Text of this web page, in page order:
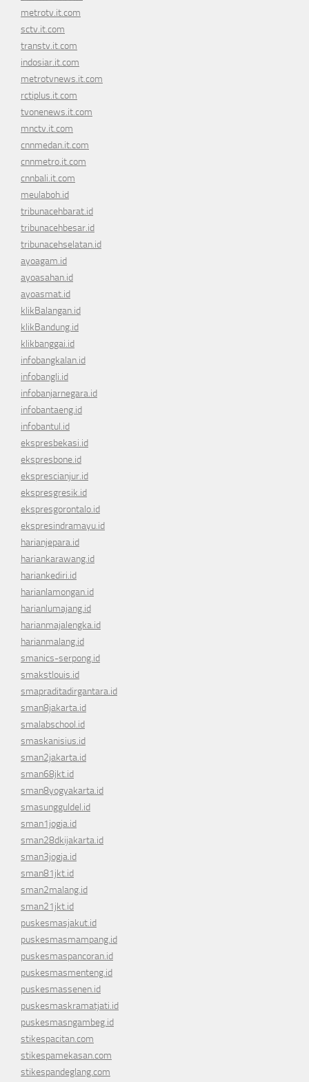
metrotv.it.com
sctv.it.com
transtv.it.com
indosiar.it.com
metrotvnews.it.com
rctiplus.it.com
tvonenews.it.com
mnctv.it.com
cnnmedan.it.com
cnnmetro.it.com
cnnbali.it.com
meulaboh.id
tribunacehbarat.id
tribunacehbesar.id
tribunacehselatan.id
ayoagam.id
ayoasahan.id
ayoasmat.id
klikBalangan.id
klikBandung.id
klikbanggai.id
infobangkalan.id
infobangli.id
infobanjarnegara.id
infobantaeng.id
infobantul.id
ekspresbekasi.id
ekspresbone.id
eksprescianjur.id
ekspresgresik.id
ekspresgorontalo.id
ekspresindramayu.id
harianjepara.id
hariankarawang.id
hariankediri.id
harianlamongan.id
harianlumajang.id
harianmajalengka.id
harianmalang.id
smanics-serpong.id
smakstlouis.id
smapraditadirgantara.id
sman8jakarta.id
smalabschool.id
smaskanisius.id
sman2jakarta.id
sman68jkt.id
sman8yogyakarta.id
smasungguldel.id
sman1jogja.id
sman28dkijakarta.id
sman3jogja.id
sman81jkt.id
sman2malang.id
sman21jkt.id
puskesmasjakut.id
puskesmasmampang.id
puskesmaspancoran.id
puskesmasmenteng.id
puskesmassenen.id
puskesmaskramatjati.id
puskesmasngambeg.id
stikespacitan.com
stikespamekasan.com
stikespandeglang.com